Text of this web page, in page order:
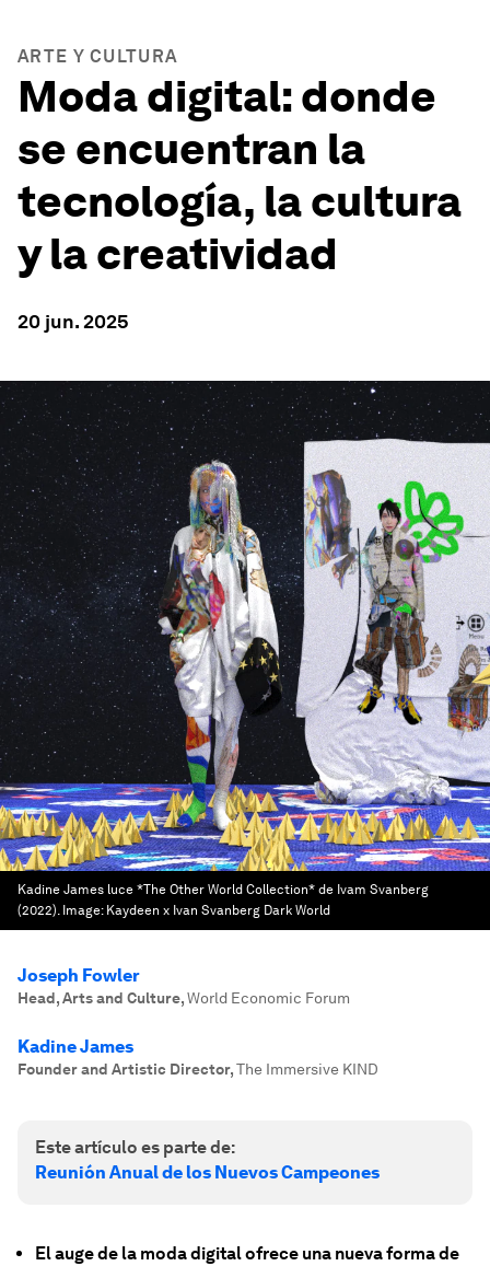
ARTE Y CULTURA
Moda digital: donde
se encuentran la
tecnología, la cultura
y la creatividad
20 jun. 2025
Kadine James luce *The Other World Collection* de Ivam Svanberg
(2022). Image: Kaydeen x Ivan Svanberg Dark World
Joseph Fowler
Head, Arts and Culture,World Economic Forum
Kadine James
Founder and Artistic Director,The Immersive KIND
Este artículo es parte de:
Reunión Anual de los Nuevos Campeones
El auge de la moda digital ofrece una nueva forma de